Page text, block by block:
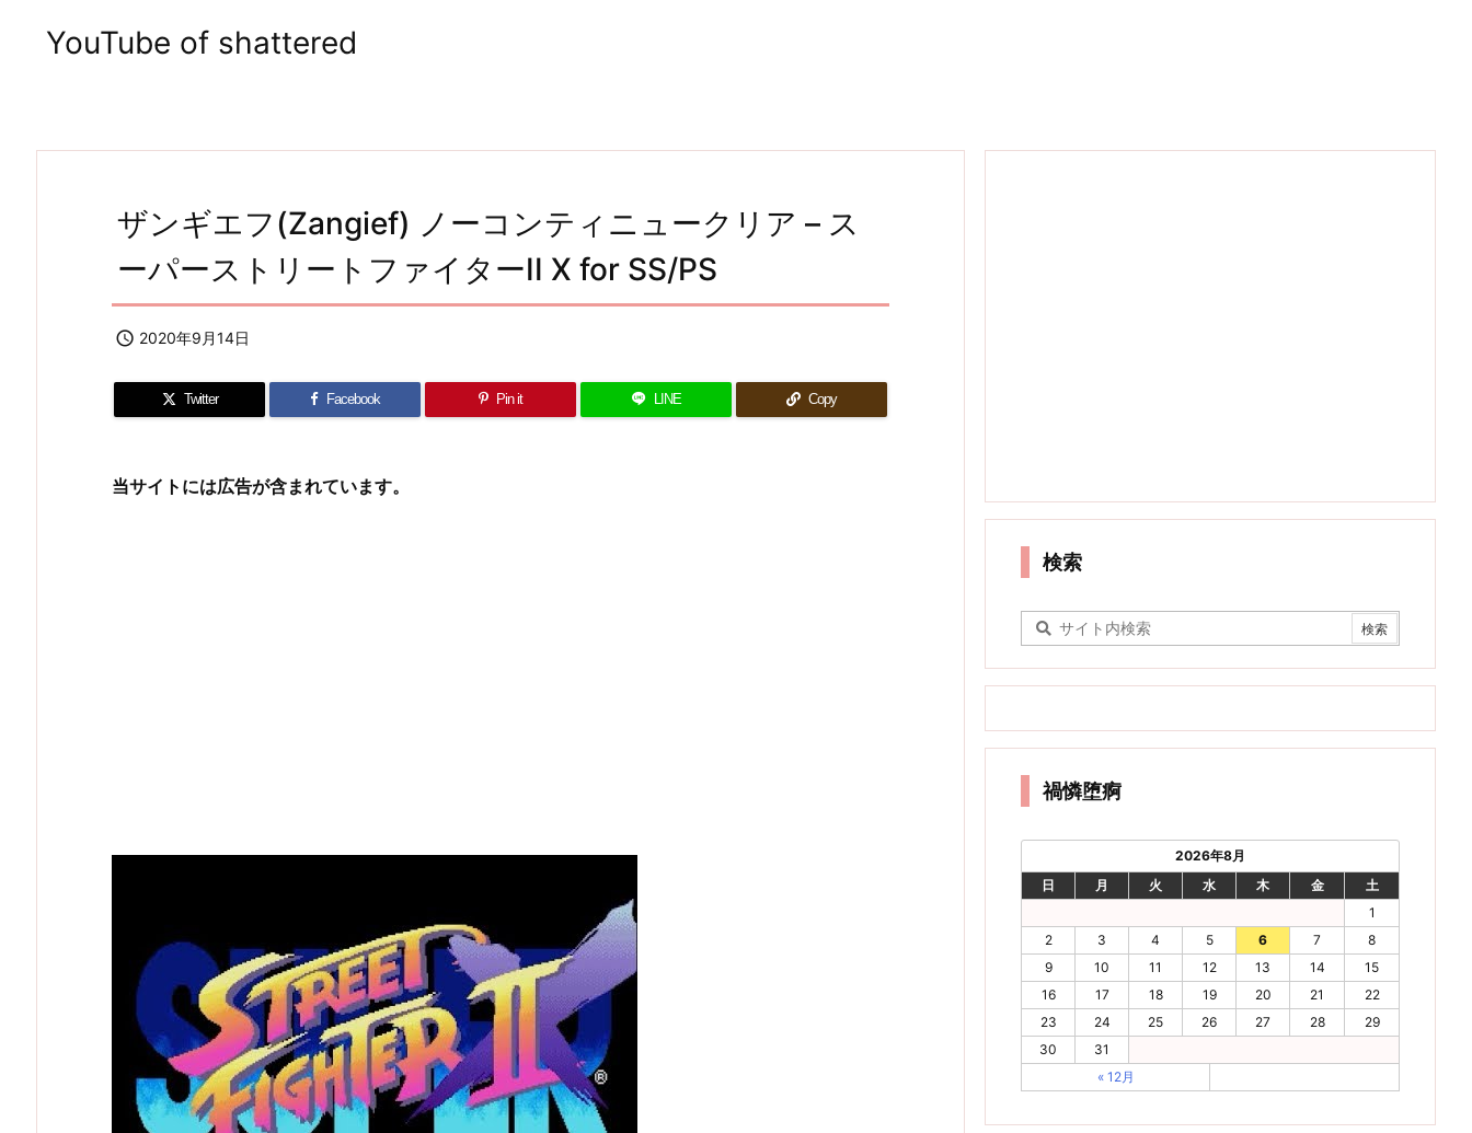
YouTube of shattered
ザンギエフ(Zangief) ノーコンティニュークリア – ス
ーパーストリートファイターII X for SS/PS
 2020年9月14日
Twitter Facebook Pin it LINE Copy
当サイトには広告が含まれています。
検索
禍憐堕痾
2026年8月
日
月 火 水 木 金
土
1
2
3 4 5 6 7
8
9
10 11 12 13 14
15
16
17 18 19 20 21
22
23
24 25 26 27 28
29
30
31
« 12月